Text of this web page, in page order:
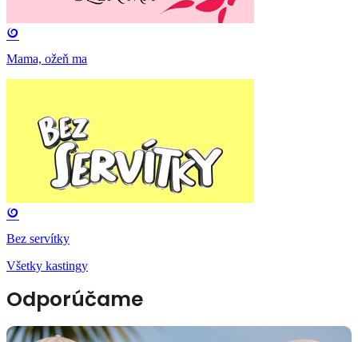
Mama, ožeň ma
Bez servítky
Všetky kastingy
Odporúčame